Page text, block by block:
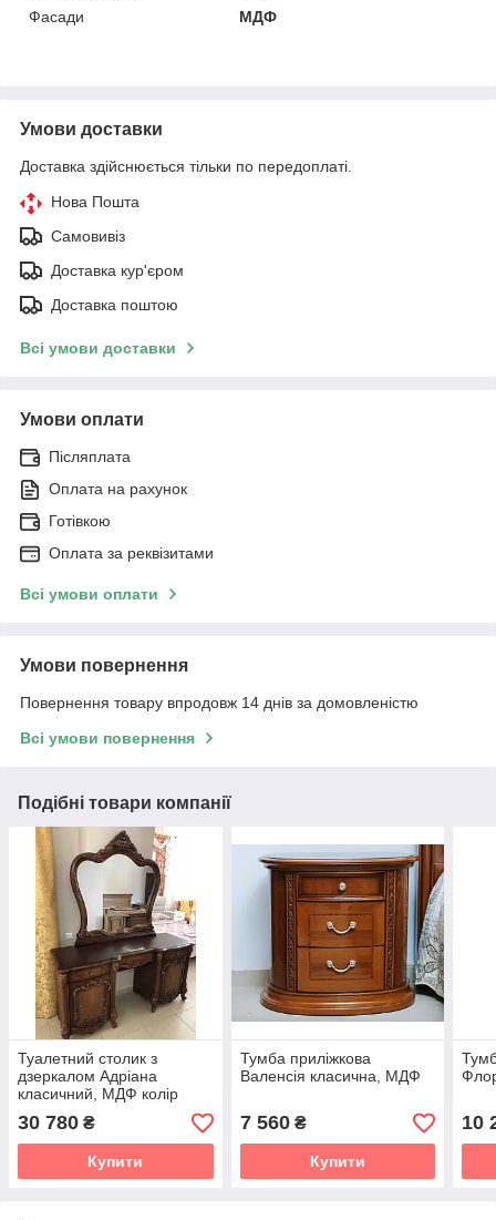
Фасади
МДФ
Умови доставки
Доставка здійснюється тільки по передоплаті.
Нова Пошта
Самовивіз
Доставка кур'єром
Доставка поштою
Всі умови доставки
Умови оплати
Післяплата
Оплата на рахунок
Готівкою
Оплата за реквізитами
Всі умови оплати
Умови повернення
Повернення товару впродовж 14 днів за домовленістю
Всі умови повернення
Подібні товари компанії
Туалетний столик з
дзеркалом Адріана
класичний, МДФ колір
горіх
30 780 ₴
Купити
Тумба приліжкова
Валенсія класична, МДФ
7 560₴
Купити
10